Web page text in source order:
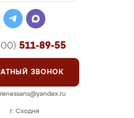
г. Сходня
511-89-55
ЗВОНОК